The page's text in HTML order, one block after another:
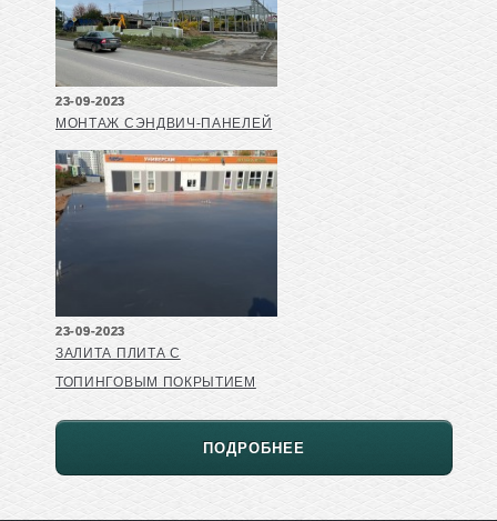
23-09-2023
МОНТАЖ СЭНДВИЧ-ПАНЕЛЕЙ
23-09-2023
ЗАЛИТА ПЛИТА С
ТОПИНГОВЫМ ПОКРЫТИЕМ
ПОДРОБНЕЕ